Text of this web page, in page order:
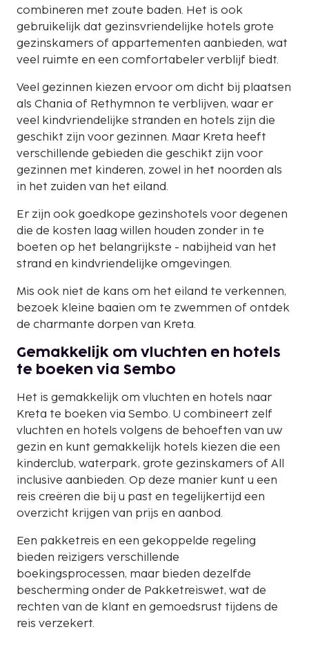
combineren met zoute baden. Het is ook
gebruikelijk dat gezinsvriendelijke hotels grote
gezinskamers of appartementen aanbieden, wat
veel ruimte en een comfortabeler verblijf biedt.
Veel gezinnen kiezen ervoor om dicht bij plaatsen
als Chania of Rethymnon te verblijven, waar er
veel kindvriendelijke stranden en hotels zijn die
geschikt zijn voor gezinnen. Maar Kreta heeft
verschillende gebieden die geschikt zijn voor
gezinnen met kinderen, zowel in het noorden als
in het zuiden van het eiland.
Er zijn ook goedkope gezinshotels voor degenen
die de kosten laag willen houden zonder in te
boeten op het belangrijkste - nabijheid van het
strand en kindvriendelijke omgevingen.
Mis ook niet de kans om het eiland te verkennen,
bezoek kleine baaien om te zwemmen of ontdek
de charmante dorpen van Kreta.
Gemakkelijk om vluchten en hotels
te boeken via Sembo
Het is gemakkelijk om vluchten en hotels naar
Kreta te boeken via Sembo. U combineert zelf
vluchten en hotels volgens de behoeften van uw
gezin en kunt gemakkelijk hotels kiezen die een
kinderclub, waterpark, grote gezinskamers of All
inclusive aanbieden. Op deze manier kunt u een
reis creëren die bij u past en tegelijkertijd een
overzicht krijgen van prijs en aanbod.
Een pakketreis en een gekoppelde regeling
bieden reizigers verschillende
boekingsprocessen, maar bieden dezelfde
bescherming onder de Pakketreiswet, wat de
rechten van de klant en gemoedsrust tijdens de
reis verzekert.